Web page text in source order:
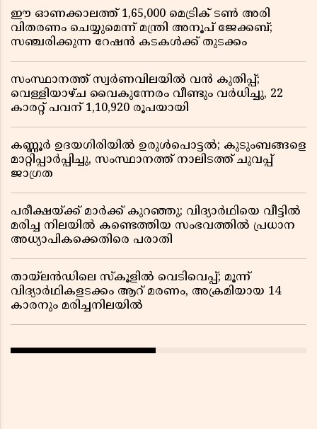
ഈ ഓണക്കാലത്ത് 1,65,000 മെട്രിക് ടൺ അരി
വിതരണം ചെയ്യുമെന്ന് മന്ത്രി അനൂപ് ജേക്കബ്;
സഞ്ചരിക്കുന്ന റേഷൻ കടകൾക്ക് തുടക്കം
സംസ്ഥാനത്ത് സ്വർണവിലയിൽ വൻ കുതിപ്പ്;
വെള്ളിയാഴ്ച വൈകുന്നേരം വീണ്ടും വർധിച്ചു, 22
കാരറ്റ് പവന് 1,10,920 രൂപയായി
കണ്ണൂർ ഉദയഗിരിയിൽ ഉരുൾപൊട്ടൽ; കുടുംബങ്ങളെ
മാറ്റിപ്പാർപ്പിച്ചു, സംസ്ഥാനത്ത് നാലിടത്ത് ചുവപ്പ്
ജാഗ്രത
പരീക്ഷയ്ക്ക് മാർക്ക് കുറഞ്ഞു; വിദ്യാർഥിയെ വീട്ടിൽ
മരിച്ച നിലയിൽ കണ്ടെത്തിയ സംഭവത്തിൽ പ്രധാന
അധ്യാപികക്കെതിരെ പരാതി
തായ്‌ലൻഡിലെ സ്‌കൂളിൽ വെടിവെപ്പ്; മൂന്ന്
വിദ്യാർഥികളടക്കം ആറ് മരണം, അക്രമിയായ 14
കാരനും മരിച്ചനിലയിൽ